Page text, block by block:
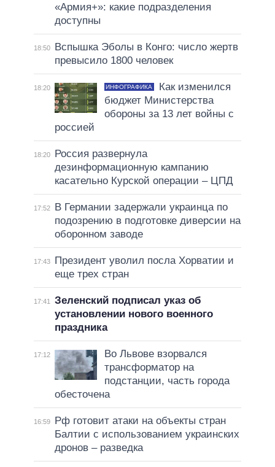
«Армия+»: какие подразделения
доступны
18:50
Вспышка Эболы в Конго: число жертв
превысило 1800 человек
18:20 ИНФОГРАФИКА
Как изменился
бюджет Министерства
обороны за 13 лет войны с
россией
18:20
Россия развернула
дезинформационную кампанию
касательно Курской операции – ЦПД
17:52
В Германии задержали украинца по
подозрению в подготовке диверсии на
оборонном заводе
17:43
Президент уволил посла Хорватии и
еще трех стран
17:41
Зеленский подписал указ об
установлении нового военного
праздника
17:12
Во Львове взорвался
трансформатор на
подстанции, часть города
обесточена
16:59
Рф готовит атаки на объекты стран
Балтии с использованием украинских
дронов – разведка